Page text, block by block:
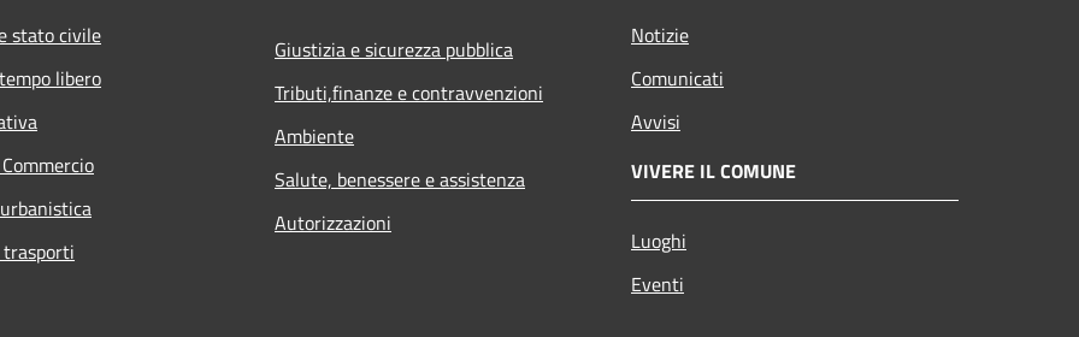
stato civile
libero
Giustizia e sicurezza pubblica
Tributi,finanze e contravvenzioni
Ambiente
Salute, benessere e assistenza
Autorizzazioni
Notizie
Comunicati
Avvisi
VIVERE IL COMUNE
Luoghi
Eventi